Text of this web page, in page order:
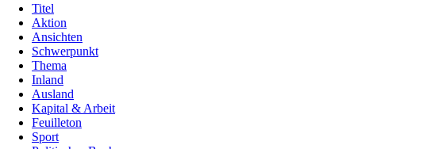
Titel
Aktion
Ansichten
Schwerpunkt
Thema
Inland
Ausland
Kapital & Arbeit
Feuilleton
Sport